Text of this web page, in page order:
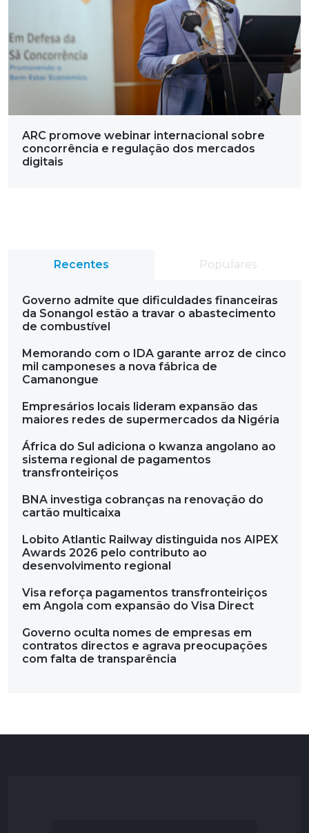
ARC promove webinar internacional sobre
concorrência e regulação dos mercados
digitais
Recentes Populares
Governo admite que dificuldades financeiras
da Sonangol estão a travar o abastecimento
de combustível
Memorando com o IDA garante arroz de cinco
mil camponeses a nova fábrica de
Camanongue
Empresários locais lideram expansão das
maiores redes de supermercados da Nigéria
África do Sul adiciona o kwanza angolano ao
sistema regional de pagamentos
transfronteiriços
BNA investiga cobranças na renovação do
cartão multicaixa
Lobito Atlantic Railway distinguida nos AIPEX
Awards 2026 pelo contributo ao
desenvolvimento regional
Visa reforça pagamentos transfronteiriços
em Angola com expansão do Visa Direct
Governo oculta nomes de empresas em
contratos directos e agrava preocupações
com falta de transparência